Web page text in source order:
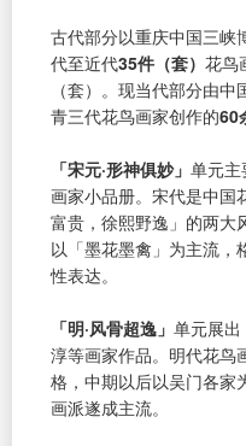
古代部分以重庆中国三峡
代至近代35件（套） 花鸟
（套）。现当代部分由中
青三代花鸟画家创作的60
「宋元·形神俱妙」 单元
画家小品册。宋代是中国
富贵，徐熙野逸」的两大
以「墨花墨禽」为主流，
性表达。
「明·风骨超逸」 单元展
淳等画家作品。明代花鸟
格，中期以后以吴门各家
画派遂成主流。